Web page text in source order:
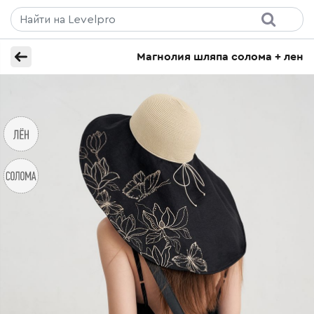
Магнолия шляпа солома + лен